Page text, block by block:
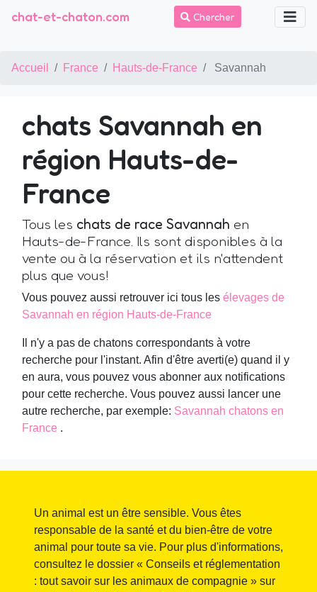
chat-et-chaton.com Chercher
Accueil France Hauts-de-France Savannah
chats Savannah en
région Hauts-de-
France
Tous les chats de race Savannah en
Hauts-de-France. Ils sont disponibles à la
vente ou à la réservation et ils n'attendent
plus que vous!
Vous pouvez aussi retrouver ici tous les élevages de
Savannah en région Hauts-de-France
Il n'y a pas de chatons correspondants à votre
recherche pour l'instant. Afin d'être averti(e) quand il y
en aura, vous pouvez vous abonner aux notifications
pour cette recherche. Vous pouvez aussi lancer une
autre recherche, par exemple: Savannah chatons en
France .
Un animal est un être sensible. Vous êtes
responsable de la santé et du bien-être de votre
animal pour toute sa vie. Pour plus d'informations,
consultez le dossier « Conseils et réglementation
: tout savoir sur les animaux de compagnie » sur